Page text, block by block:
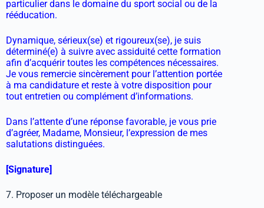
particulier dans le domaine du sport social ou de la
rééducation.
Dynamique, sérieux(se) et rigoureux(se), je suis
déterminé(e) à suivre avec assiduité cette formation
afin d’acquérir toutes les compétences nécessaires.
Je vous remercie sincèrement pour l’attention portée
à ma candidature et reste à votre disposition pour
tout entretien ou complément d’informations.
Dans l’attente d’une réponse favorable, je vous prie
d’agréer, Madame, Monsieur, l’expression de mes
salutations distinguées.
[Signature]
7. Proposer un modèle téléchargeable